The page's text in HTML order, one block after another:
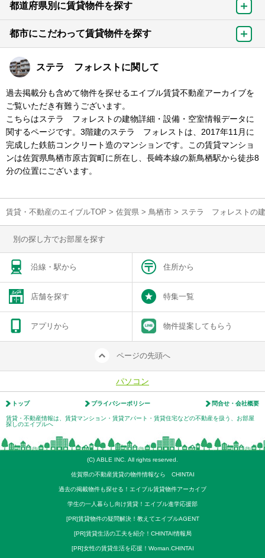
都道府県別に賃貸物件を探す
都市にこだわって賃貸物件を探す
ステラ フォレストに関して
過去掲載分も含めて物件を探せるエイブル賃貸不動産アーカイブを
ご覧いただき有難うございます。
こちらはステラ フォレストの建物詳細・設備・空室情報データに
関するページです。3階建のステラ フォレストは、2017年11月に
完成した鉄筋コンクリート造のマンションです。この賃貸マンショ
ンは佐賀県鳥栖市原古賀町に所在し、長崎本線の新鳥栖駅から徒歩8
分の位置にございます。
賃貸・不動産のエイブルTOP > 佐賀県 > 鳥栖市 > ステラ フォレストの
別の探し方でお部屋を探す
沿線・駅から 住所から
店舗を探す 特集一覧
アプリから 物件提案してもらう
ページの先頭へ
パソコン
トップ プライバシーポリシー 問合せ・会社概要
賃貸・不動産情報は、賃貸マンション・賃貸アパート・賃貸住宅などの不動産を扱う、お部屋
探しのエイブルへ
(C) ABLE INC. All rights reserved.
佐賀県の不動産賃貸の物件情報なら CHINTAI
過去の掲載物件も探せる！エイブル賃貸物件アーカイブ
学生の一人暮らし向け賃貸！エイブル進学応援部
[PR]賃貸物件の疑問解決！教えてエイブルAGENT
[PR]賃貸生活の工夫を紹介！CHINTAI情報局
[PR]女性の賃貸生活を応援！Woman.CHINTAI